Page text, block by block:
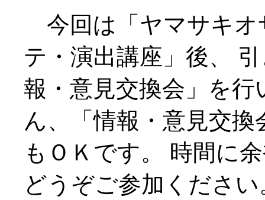
今回は「ヤマサキオ
テ・演出講座」後、
報・意見交換会」を
ん、「情報・意見交
もＯＫです。 時間に
どうぞご参加ください